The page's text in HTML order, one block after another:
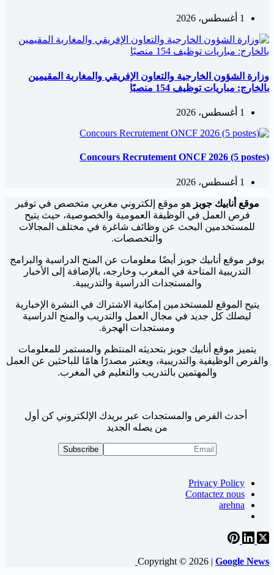
1 أغسطس، 2026
وزارة الشؤون الخارجية والتعاون الإفريقي والمغاربة المقيمين
بالخارج: مباريات توظيف 154 منصبًا
1 أغسطس، 2026
Concours Recrutement ONCF 2026 (5 postes)
1 أغسطس، 2026
موقع أنابيك جوبزهو موقع إلكتروني مغربي متخصص في توفير
فرص العمل في الوظيفة العمومية والخصوصية، حيث يتيح
للمستخدمين البحث عن وظائف شاغرة في مختلف المجالات
والتخصصات.
يوفر موقع أنابيك جوبز أيضًا معلومات عن المنح الدراسية والبرامج
التدريبية المتاحة في المغرب وخارجه، بالإضافة إلى الأخبار
والمستجدات الدراسية والتدريبية.
يتيح الموقع للمستخدمين إمكانية الاشتراك في النشرة الإخبارية
ليصلك كل جديد في مجال العمل والتدريب والمنح الدراسية
ومستجدات الهجرة.
يتميز موقع أنابيك جوبز بتحديثه المنتظم والمستمر للمعلومات
والفرص الوظيفية والتدريبية، ويعتبر مصدرًا هامًا للباحثين عن العمل
والمهتمين بالتدريب والتعليم في المغرب.
أحدث الفرص والمستجدات عبر بريدك الإلكتروني كن أول
من يصله الجديد
Privacy Policy
Contactez nous
arehna
Copyright © 2026 | Google News